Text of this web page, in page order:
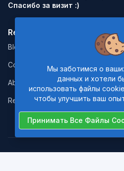
Спасибо за визит :)
Resources:
Blog
Contact
About Us
Report Error
Мы заботимся о
данных и хотели
использовать файлы cookie,
чтобы улучшить ваш
Принимать Все Файлы